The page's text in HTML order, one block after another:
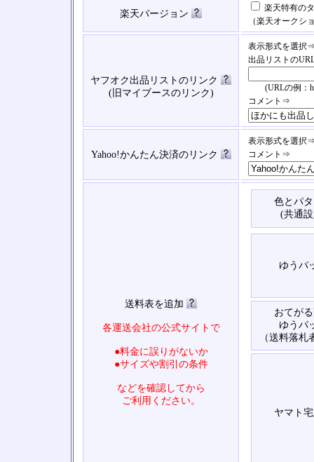
楽天バージョン
楽天特有の
（楽天オークシ
ヤフオク出品リストのリンク
(旧マイブースのリンク)
表示形式を選択
出品リストの
(URLの例：
コメント⇒
Yahoo!かんたん決済のリンク
表示形式を選択
コメント⇒
送料表を追加
各運送会社の公式サイトで
●料金に誤りがないか
●サイズや割引の条件
などを確認してから
ご利用ください。
色とパ
(共通
ゆうパ
おてが
ゆうパ
（送料落札
ヤマト